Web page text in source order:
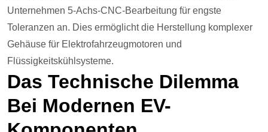
Unternehmen 5-Achs-CNC-Bearbeitung für engste
Toleranzen an. Dies ermöglicht die Herstellung komplexer
Gehäuse für Elektrofahrzeugmotoren und
Flüssigkeitskühlsysteme.
Das Technische Dilemma
Bei Modernen EV-